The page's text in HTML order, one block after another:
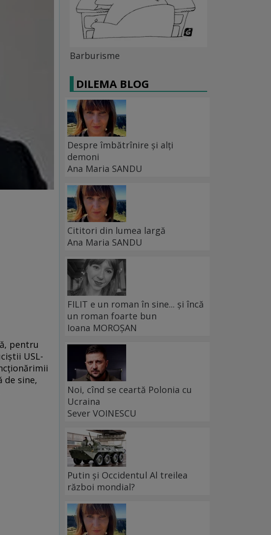
pentru
USL-
de sine,
Barburisme
DILEMA BLOG
Despre îmbătrînire și alți
demoni
Ana Maria SANDU
Cititori din lumea largă
Ana Maria SANDU
FILIT e un roman în sine... și încă
un roman foarte bun
Ioana MOROȘAN
Noi, cînd se ceartă Polonia cu
Ucraina
Sever VOINESCU
Putin și Occidentul Al treilea
război mondial?